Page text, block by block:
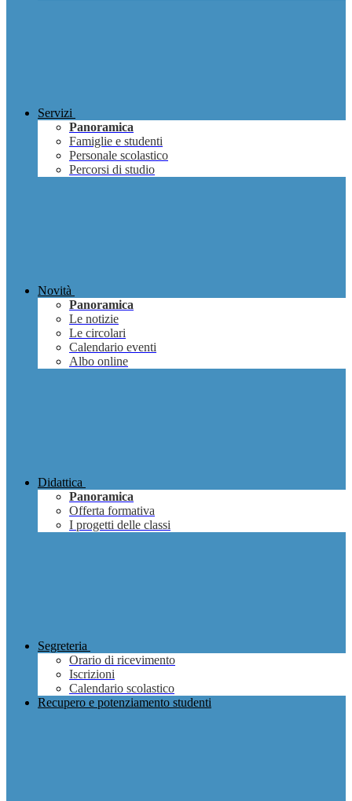
Servizi
Panoramica
Famiglie e studenti
Personale scolastico
Percorsi di studio
Novità
Panoramica
Le notizie
Le circolari
Calendario eventi
Albo online
Didattica
Panoramica
Offerta formativa
I progetti delle classi
Segreteria
Orario di ricevimento
Iscrizioni
Calendario scolastico
Recupero e potenziamento studenti